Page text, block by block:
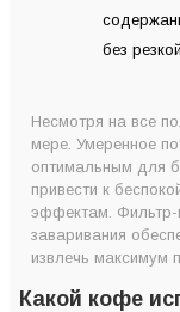
без
Несмотря на все
мере. Умеренное
оптимальным для
привести к
эффектам.
заваривания
извлечь максимум
Какой кофе